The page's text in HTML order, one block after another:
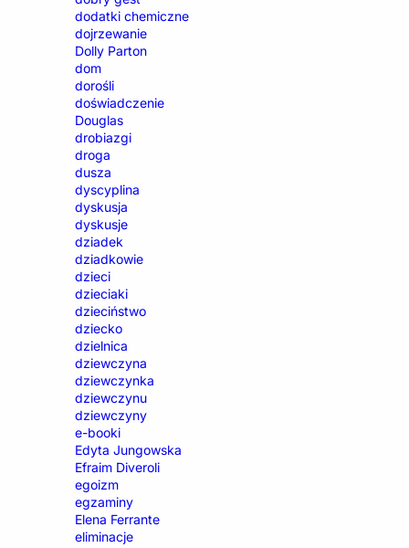
dodatki chemiczne
dojrzewanie
Dolly Parton
dom
dorośli
doświadczenie
Douglas
drobiazgi
droga
dusza
dyscyplina
dyskusja
dyskusje
dziadek
dziadkowie
dzieci
dzieciaki
dzieciństwo
dziecko
dzielnica
dziewczyna
dziewczynka
dziewczynu
dziewczyny
e-booki
Edyta Jungowska
Efraim Diveroli
egoizm
egzaminy
Elena Ferrante
eliminacje